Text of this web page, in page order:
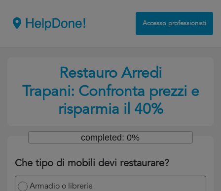
Accesso professionisti
Restauro Arredi
Trapani: Confronta prezzi e
risparmia il 40%
Che tipo di mobili devi restaurare?
Armadio o librerie
completed: 0%